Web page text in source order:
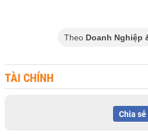
Theo Doanh Nghiệp
TÀI CHÍNH
Chia sẻ